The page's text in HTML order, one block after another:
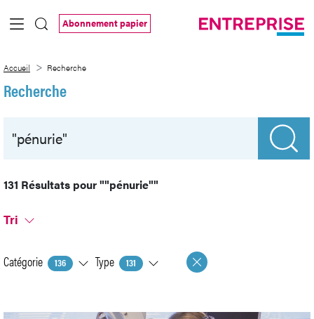
Saut au contenu principal
Abonnement papier
Accueil Recherche
Recherche
131 Résultats pour""pénurie""
Tri
Catégorie 136 Type 131